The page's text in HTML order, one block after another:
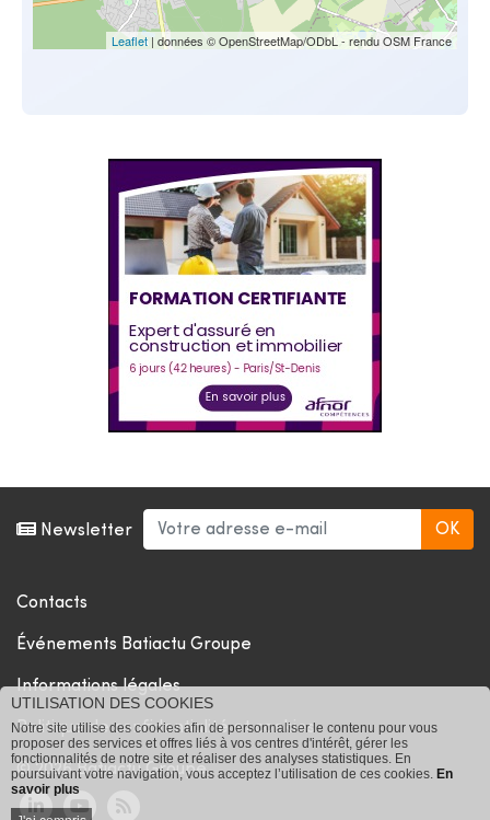
Leaflet | données © OpenStreetMap/ODbL - rendu OSM France
Newsletter
Contacts
Événements Batiactu Groupe
Informations légales
Politique de confidentialité et cookies
© 2026 Batiactu Groupe
UTILISATION DES COOKIES
Notre site utilise des cookies afin de personnaliser le contenu pour vous
proposer des services et offres liés à vos centres d'intérêt, gérer les
fonctionnalités de notre site et réaliser des analyses statistiques. En
poursuivant votre navigation, vous acceptez l’utilisation de ces cookies. En
savoir plus